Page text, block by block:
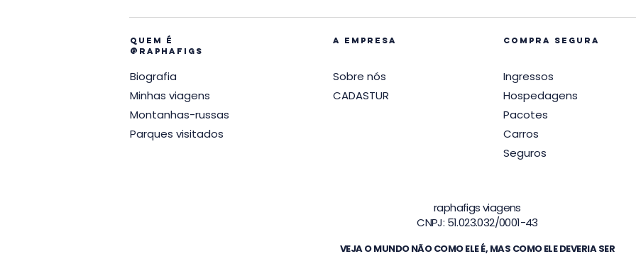
Quem é
@raphafigs
Biografia
Minhas viagens
Montanhas-russas
Parques visitados
A EMPRESA
Sobre nós
CADASTUR
compra segura
Ingressos
Hospedagens
Pacotes
Carros
Seguros
raphafigs viagens
CNPJ: 51.023.032/0001-43
VEJA O MUNDO NÃO COMO ELE É, MAS COMO ELE DEVERIA SER